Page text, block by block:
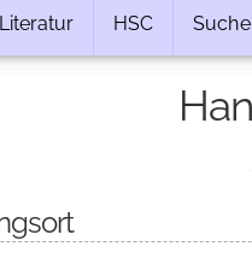
Literatur HSC Suche